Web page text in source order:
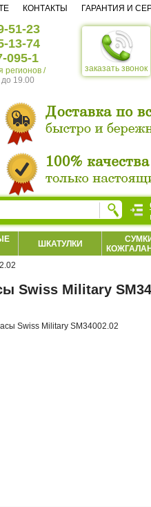
заказать звонок
51-23
13-74
095-1
регионов /
до 19.00
КОНТАКТЫ ГАРАНТИЯ И
ШКАТУЛКИ
Swiss Military